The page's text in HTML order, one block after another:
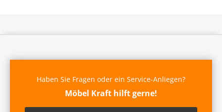
Haben Sie Fragen oder ein Service-Anliegen?
Möbel Kraft hilft gerne!